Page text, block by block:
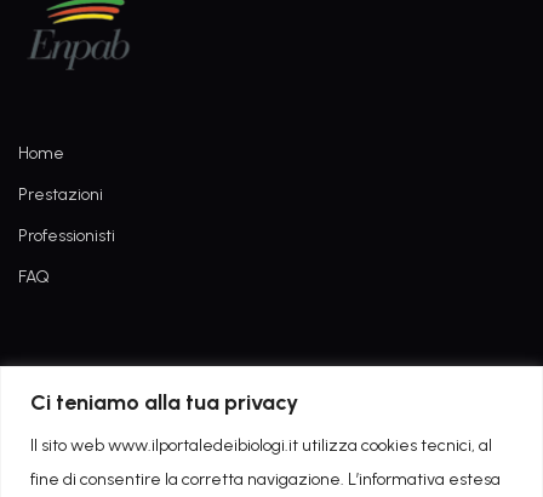
Ci teniamo alla tua privacy
Il sito web www.ilportaledeibiologi.it utilizza cookies tecnici, al
fine di consentire la corretta navigazione. L’informativa estesa
Home
Prestazioni
Professionisti
FAQ